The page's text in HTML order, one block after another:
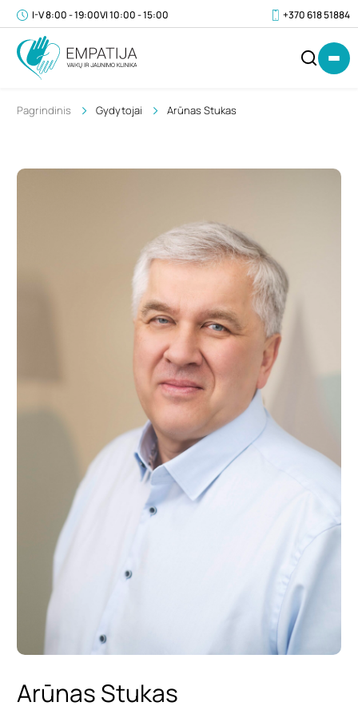
I-V 8:00 - 19:00VI 10:00 - 15:00 +370 618 51884
Pagrindinis Gydytojai Arūnas Stukas
Arūnas Stukas